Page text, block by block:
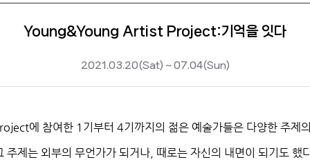
Young&Young Artist Project:기억을 잇다
2021.03.20(Sat) ~ 07.04(Sun)
에 참여한 1 기부터 4기까지의 젊은 예술가들은 다양한 주제
주제는 외부의 무언가가 되거나 때로는 자신의 내면이 되기도 했